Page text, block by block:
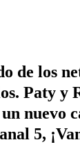
de los
Paty
5,